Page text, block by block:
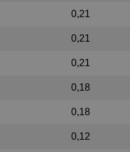
0,21
0,21
0,21
0,18
0,18
0,12